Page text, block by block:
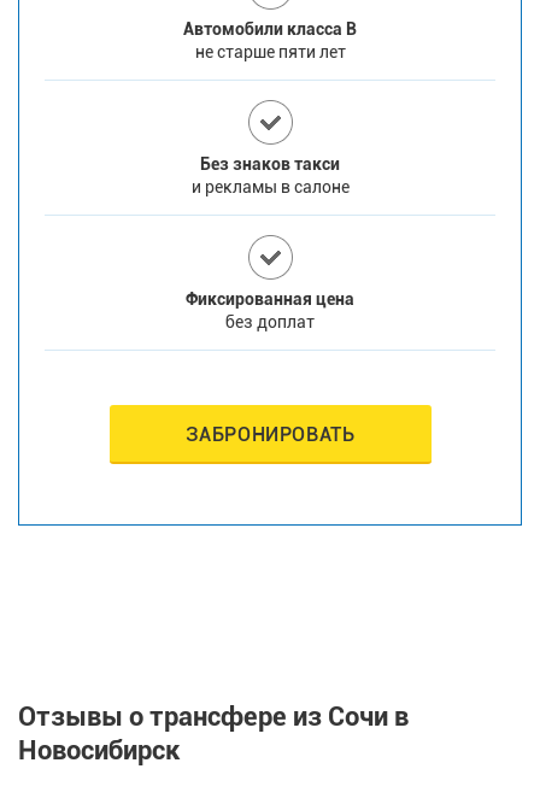
Автомобили класса В
не старше пяти лет
Без знаков такси
и рекламы в салоне
Фиксированная цена
без доплат
ЗАБРОНИРОВАТЬ
Отзывы о трансфере из Сочи в
Новосибирск